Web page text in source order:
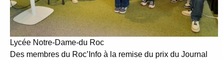
Lycée Notre-Dame-du Roc
Des membres du Roc’Info à la remise du prix du Journal